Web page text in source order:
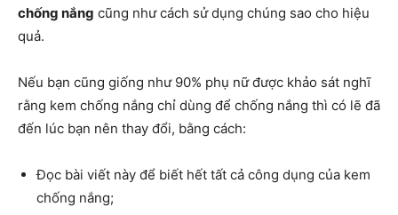
chống nắng cũng như cách sử dụng chúng sao cho hiệu
quả.
Nếu bạn cũng giống như 90% phụ nữ được khảo sát nghĩ
rằng kem chống nắng chỉ dùng để chống nắng thì có lẽ đã
đến lúc bạn nên thay đổi, bằng cách:
Đọc bài viết này để biết hết tất cả công dụng của kem
chống nắng;